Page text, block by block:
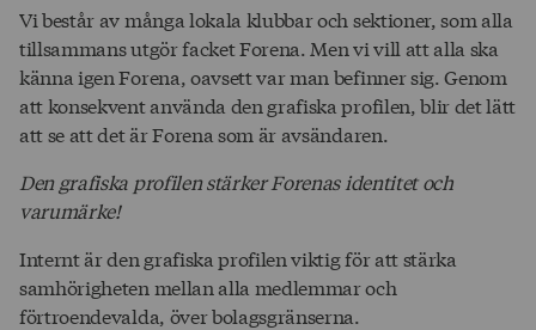
Vi består av många lokala klubbar och sektioner, som alla
tillsammans utgör facket Forena. Men vi vill att alla ska
känna igen Forena, oavsett var man befinner sig. Genom
att konsekvent använda den grafiska profilen, blir det lätt
att se att det är Forena som är avsändaren.
Den grafiska profilen stärker Forenas identitet och
varumärke!
Internt är den grafiska profilen viktig för att stärka
samhörigheten mellan alla medlemmar och
förtroendevalda, över bolagsgränserna.